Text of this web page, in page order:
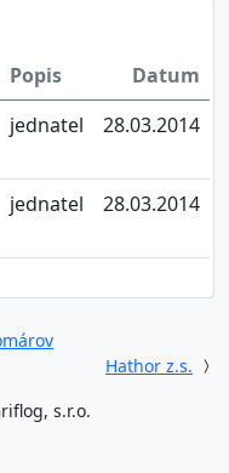
Popis
Datum
jednatel 28.03.2014
jednatel 28.03.2014
Hathor z.s.
s.r.o.